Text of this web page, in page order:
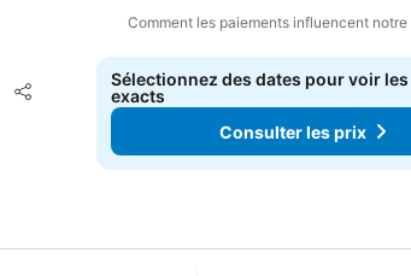
Comment les paiements influencent
Partager
Ajouter à mes favoris
Sélectionnez des dates pour voir
exacts
Consulter les prix